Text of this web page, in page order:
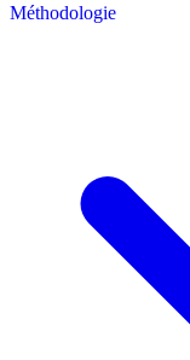
Méthodologie